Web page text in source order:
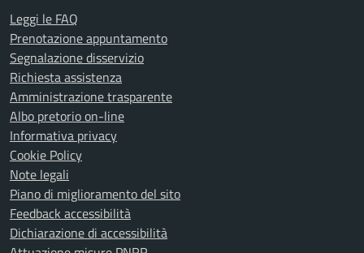
Leggi le FAQ
Prenotazione appuntamento
Segnalazione disservizio
Richiesta assistenza
Amministrazione trasparente
Albo pretorio on-line
Informativa privacy
Cookie Policy
Note legali
Piano di miglioramento del sito
Feedback accessibilità
Dichiarazione di accessibilità